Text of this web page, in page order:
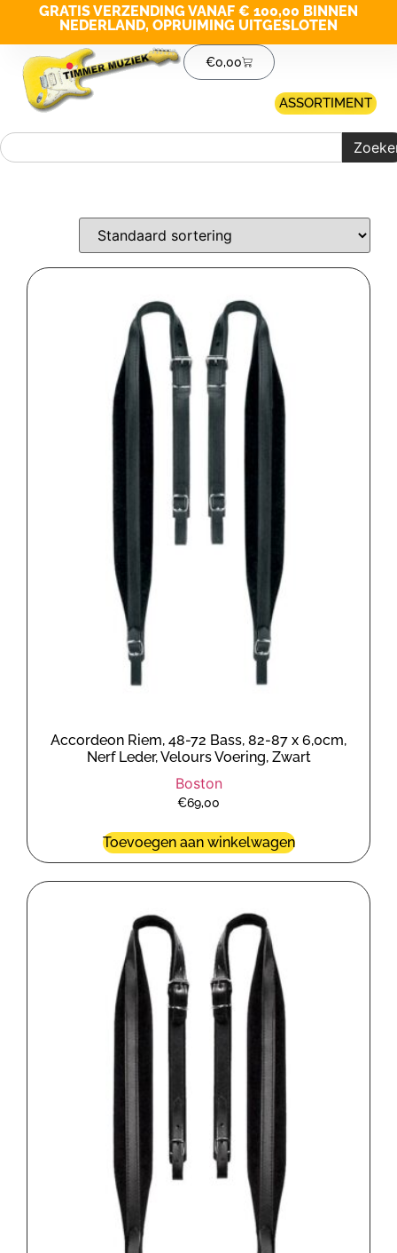
GRATIS VERZENDING VANAF € 100,00 BINNEN
NEDERLAND, OPRUIMING UITGESLOTEN
€0,00
ASSORTIMENT
Merk filter
Accordeon Riem, 48-72 Bass, 82-87 x 6,0cm,
Nerf Leder, Velours Voering, Zwart
Boston
€69,00
Toevoegen aan winkelwagen